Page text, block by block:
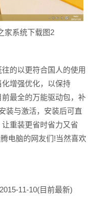
系统下载图2
的以更符合国人的使用
增强优化，以保持
最全的万能驱动包，补
装与激活，安装后可直
重装更省时省力又省
电脑的网友们!当然喜欢
11-10(目前最新)